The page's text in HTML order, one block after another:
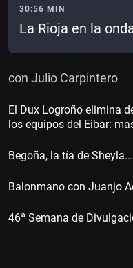
30:56 MIN
La Rioja en la
con Julio Carpintero
El Dux Logroño elimina
los equipos del Eibar:
Begoña, la tía de
Balonmano con Juanjo
46ª Semana de